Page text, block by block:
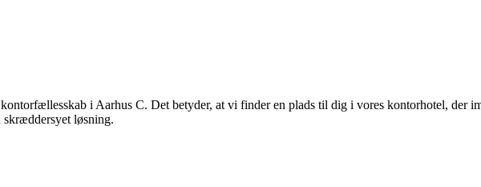
i Aarhus C. Det betyder, at vi finder en plads til dig i vores kontorhotel, der
skræddersyet løsning.